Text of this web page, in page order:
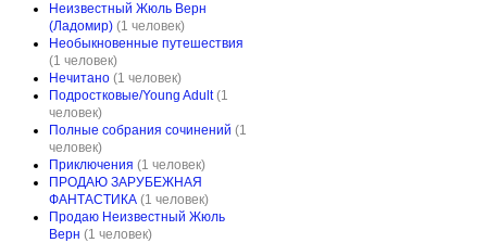
Неизвестный Жюль Верн
(Ладомир) (1 человек)
Необыкновенные путешествия
(1 человек)
Нечитано (1 человек)
Подростковые/Young Adult (1
человек)
Полные собрания сочинений (1
человек)
Приключения (1 человек)
ПРОДАЮ ЗАРУБЕЖНАЯ
ФАНТАСТИКА (1 человек)
Продаю Неизвестный Жюль
Верн (1 человек)